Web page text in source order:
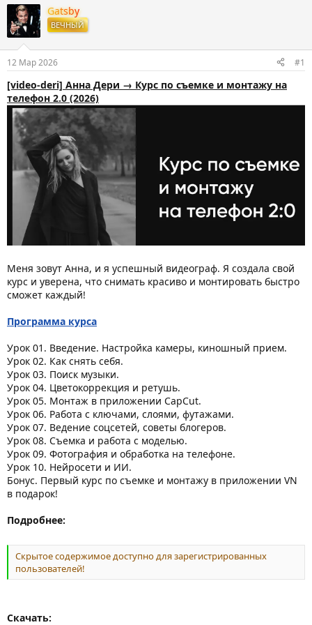
т
о
р
т
е
м
ы
т
а
н
а
л
а
Gatsby
ВЕЧНЫЙ
12 Мар 2026 #1
[video-deri] Анна Дери → Курс по съемке и монтажу на
телефон 2.0 (2026)
Меня зовут Анна, и я успешный видеограф. Я создала свой
курс и уверена, что снимать красиво и монтировать быстро
сможет каждый!
Программа курса
Урок 01. Введение. Настройка камеры, киношный прием.
Урок 02. Как снять себя.
Урок 03. Поиск музыки.
Урок 04. Цветокоррекция и ретушь.
Урок 05. Монтаж в приложении CapCut.
Урок 06. Работа с ключами, слоями, футажами.
Урок 07. Ведение соцсетей, советы блогеров.
Урок 08. Съемка и работа с моделью.
Урок 09. Фотография и обработка на телефоне.
Урок 10. Нейросети и ИИ.
Бонус. Первый курс по съемке и монтажу в приложении VN
в подарок!
Подробнее:
Скрытое содержимое доступно для зарегистрированных
пользователей!
Скачать: